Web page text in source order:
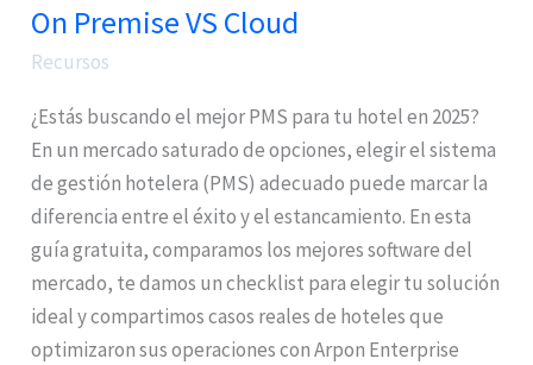
On Premise VS Cloud
Recursos
¿Estás buscando el mejor PMS para tu hotel en 2025?
En un mercado saturado de opciones, elegir el sistema
de gestión hotelera (PMS) adecuado puede marcar la
diferencia entre el éxito y el estancamiento. En esta
guía gratuita, comparamos los mejores software del
mercado, te damos un checklist para elegir tu solución
ideal y compartimos casos reales de hoteles que
optimizaron sus operaciones con Arpon Enterprise